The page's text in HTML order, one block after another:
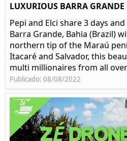
LUXURIOUS BARRA
Pepi and Elci share 3 days
Barra Grande, Bahia (Brazil)
northern tip of the Maraú
Itacaré and Salvador, this
multi millionaires from all
Publicado: 08/08/2022